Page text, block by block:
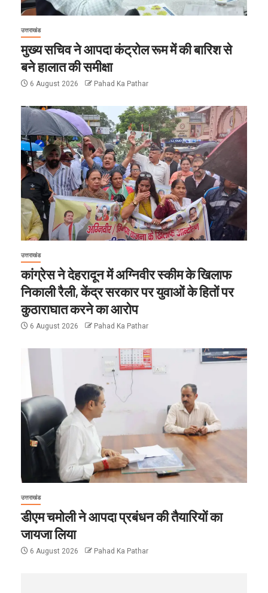
उत्तराखंड
मुख्य सचिव ने आपदा कंट्रोल रूम में की बारिश से
बने हालात की समीक्षा
6 August 2026 Pahad Ka Pathar
उत्तराखंड
कांग्रेस ने देहरादून में अग्निवीर स्कीम के खिलाफ
निकाली रैली, केंद्र सरकार पर युवाओं के हितों पर
कुठाराघात करने का आरोप
6 August 2026 Pahad Ka Pathar
उत्तराखंड
डीएम चमोली ने आपदा प्रबंधन की तैयारियों का
जायजा लिया
6 August 2026 Pahad Ka Pathar